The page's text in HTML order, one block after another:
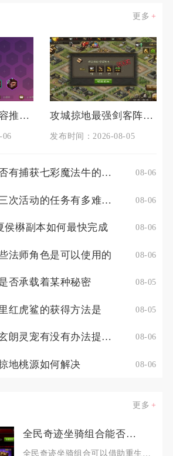
更多
s8金铲铲之战阵容推荐有什么技巧
06
攻城掠地最强剑客阵容中有哪些隐秘玩法
发布时间：2026-08-05
疯狂动物园是否有捕获七彩魔法牛的技巧 08-06
少年三国志第三次活动的任务有多难完成 08-06
侯楙副本如何最快完成 08-06
法师角色是可以使用的 08-06
否承载着某种秘密 08-05
红虎鲨的获得方法是 08-05
花千骨手游孟玄朗灵宠有没有办法提高其出战的生存能力 08-06
地桃源如何解决 08-06
更多
全民奇迹坐骑组合能否利用重生进行升级